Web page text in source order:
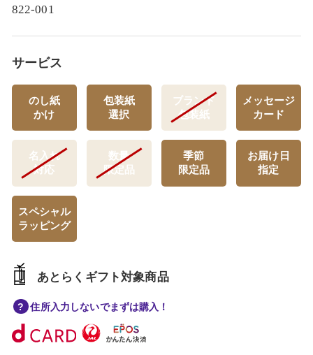
822-001
サービス
のし紙
かけ
包装紙
選択
ブランド
包装紙
メッセージ
カード
名入れ
対応
数量
限定品
季節
限定品
お届け日
指定
スペシャル
ラッピング
あとらくギフト対象商品
住所入力しないでまずは購入！